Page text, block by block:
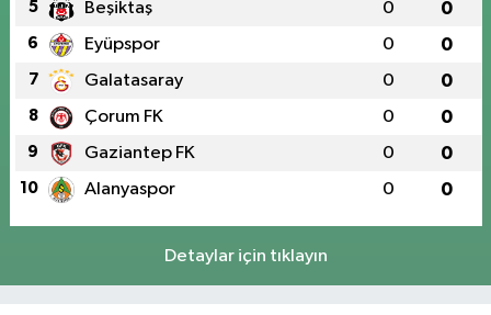
5 Beşiktaş 0 0
6 Eyüpspor 0 0
7 Galatasaray 0 0
8 Çorum FK 0 0
9 Gaziantep FK 0 0
10 Alanyaspor 0 0
Detaylar için tıklayın